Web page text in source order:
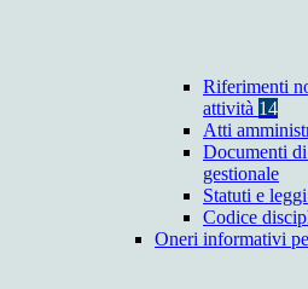
Riferimenti
attività 14
Atti
Documenti
gestionale
Statuti e
Codice
Oneri informativi